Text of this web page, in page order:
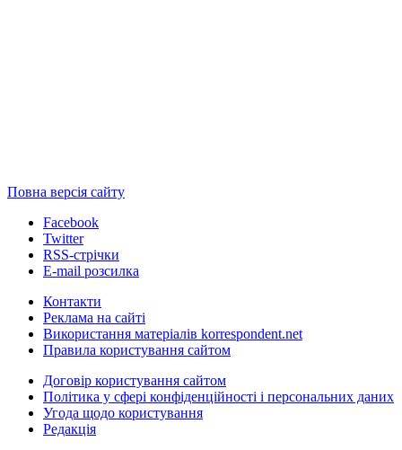
Повна версія сайту
Facebook
Twitter
RSS-стрічки
E-mail розсилка
Контакти
Реклама на сайті
Використання матеріалів korrespondent.net
Правила користування сайтом
Договір користування сайтом
Політика у сфері конфіденційності і персональних даних
Угода щодо користування
Редакція